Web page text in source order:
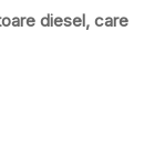
diesel, care